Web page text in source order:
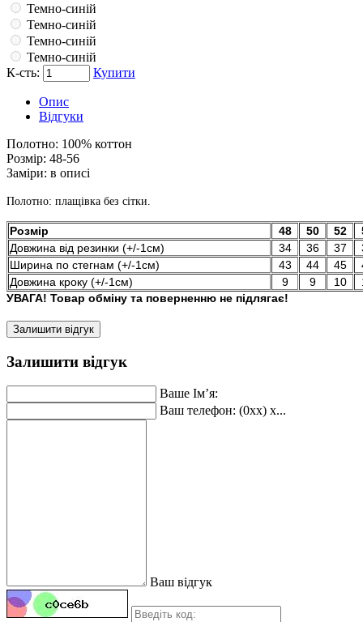
Темно-синій
Темно-синій
Темно-синій
Темно-синій
К-сть:
Купити
Опис
Відгуки
Полотно: 100% коттон
Розмір: 48-56
Заміри: в описі
Полотно: плащівка без сітки.
Розмір 48 50 52
Довжина від резинки (+/-1см)
34 36 37
Ширина по стегнам (+/-1см)
43 44 45
Довжина кроку (+/-1см)
9 9 10
УВАГА! Товар обміну та поверненню не підлягає!
Залишити відгук
Залишити відгук
Ваше Ім’я:
Ваш телефон: (0xx) x...
Ваш відгук